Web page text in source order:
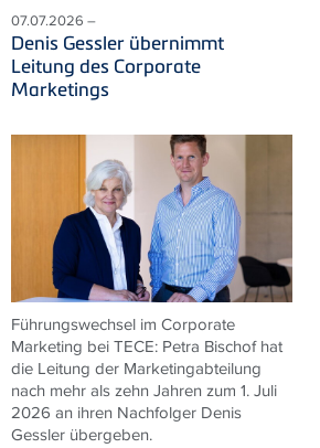
07.07.2026 –
Denis Gessler übernimmt
Leitung des Corporate
Marketings
Führungswechsel im Corporate
Marketing beiTECE: Petra Bischof hat
die Leitung der Marketingabteilung
nach mehr als zehn Jahren zum 1. Juli
2026 an ihren Nachfolger Denis
Gessler übergeben.